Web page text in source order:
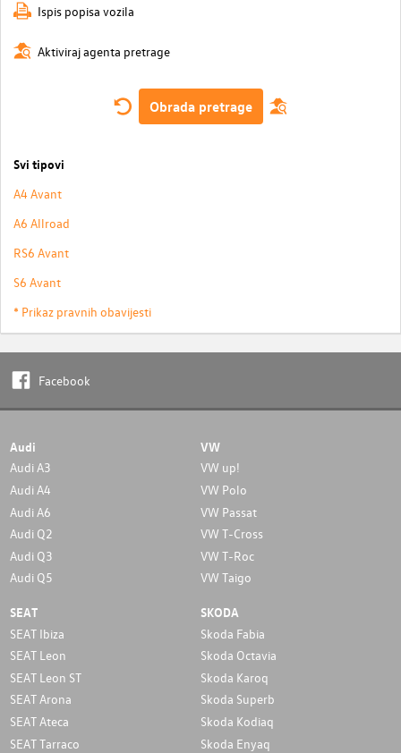
Ispis popisa vozila
Aktiviraj agenta pretrage
Obrada pretrage
Svi tipovi
A4 Avant
A6 Allroad
RS6 Avant
S6 Avant
* Prikaz pravnih obavijesti
Facebook
Audi
Audi A3
Audi A4
Audi A6
Audi Q2
Audi Q3
Audi Q5
VW
VW up!
VW Polo
VW Passat
VW T-Cross
VW T-Roc
VW Taigo
SEAT
SEAT Ibiza
SEAT Leon
SEAT Leon ST
SEAT Arona
SEAT Ateca
SEAT Tarraco
SKODA
Skoda Fabia
Skoda Octavia
Skoda Karoq
Skoda Superb
Skoda Kodiaq
Skoda Enyaq